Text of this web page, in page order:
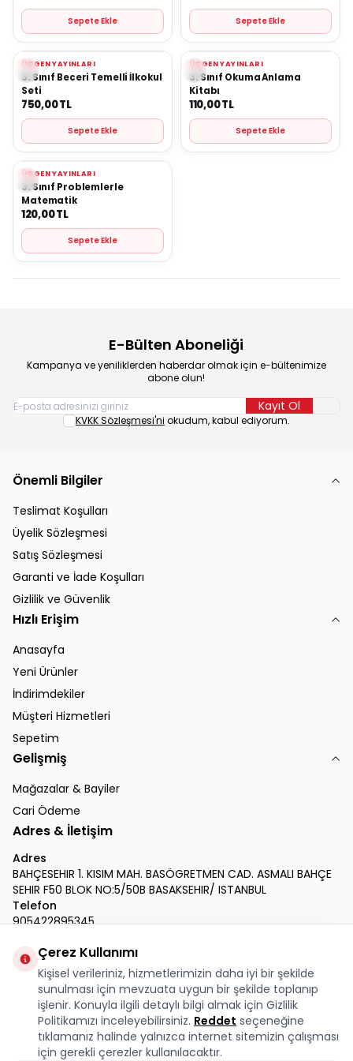
Sepete Ekle Sepete Ekle
Yeni
Favorilere Ekle
ÜÇGEN YAYINLARI
3. Sınıf Beceri Temelli İlkokul
Seti
750,00TL
Sepete Ekle
Yeni
Favorilere Ekle
ÜÇGEN YAYINLARI
3. Sınıf Okuma Anlama
Kitabı
110,00TL
Sepete Ekle
Yeni
Favorilere Ekle
ÜÇGEN YAYINLARI
3. Sınıf Problemlerle
Matematik
120,00TL
Sepete Ekle
E-Bülten Aboneliği
Kampanya ve yeniliklerden haberdar olmak için e-bültenimize
abone olun!
Kayıt Ol
KVKK Sözleşmesi'ni okudum, kabul ediyorum.
Önemli Bilgiler
Teslimat Koşulları
Üyelik Sözleşmesi
Satış Sözleşmesi
Garanti ve İade Koşulları
Gizlilik ve Güvenlik
Hızlı Erişim
Anasayfa
Yeni Ürünler
İndirimdekiler
Müşteri Hizmetleri
Sepetim
Gelişmiş
Mağazalar & Bayiler
Cari Ödeme
Adres & İletişim
Adres
BAHÇESEHIR 1. KISIM MAH. BASÖGRETMEN CAD. ASMALI BAHÇE
SEHIR F50 BLOK NO:5/50B BASAKSEHIR/ ISTANBUL
Telefon
905422895345
info@krmdukkan.com
Facebook
X İnstagram
YoutubeLinkedin
Çerez Kullanımı
Kişisel verileriniz, hizmetlerimizin daha iyi bir şekilde
sunulması için mevzuata uygun bir şekilde toplanıp
işlenir. Konuyla ilgili detaylı bilgi almak için Gizlilik
Politikamızı inceleyebilirsiniz. Reddet seçeneğine
tıklamanız halinde yalnızca internet sitemizin çalışması
için gerekli çerezler kullanılacaktır.